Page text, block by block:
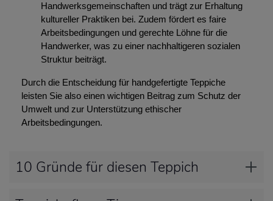
Handwerksgemeinschaften und trägt zur Erhaltung
kultureller Praktiken bei. Zudem fördert es faire
Arbeitsbedingungen und gerechte Löhne für die
Handwerker, was zu einer nachhaltigeren sozialen
Struktur beiträgt.
Durch die Entscheidung für handgefertigte Teppiche
leisten Sie also einen wichtigen Beitrag zum Schutz der
Umwelt und zur Unterstützung ethischer
Arbeitsbedingungen.
10 Gründe für diesen Teppich